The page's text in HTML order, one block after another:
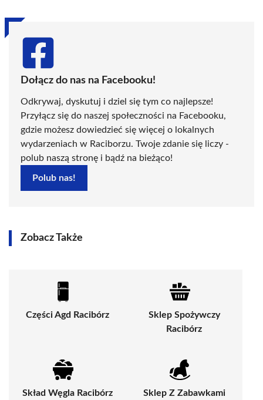
Dołącz do nas na Facebooku!
Odkrywaj, dyskutuj i dziel się tym co najlepsze!
Przyłącz się do naszej społeczności na Facebooku,
gdzie możesz dowiedzieć się więcej o lokalnych
wydarzeniach w Raciborzu. Twoje zdanie się liczy -
polub naszą stronę i bądź na bieżąco!
Polub nas!
Zobacz Także
Części Agd Racibórz
Sklep Spożywczy
Racibórz
Skład Węgla Racibórz Sklep Z Zabawkami